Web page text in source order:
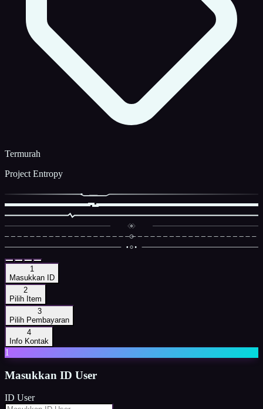
Termurah
Project Entropy
1
Masukkan ID
2
Pilih Item
3
Pilih Pembayaran
4
Info Kontak
1
Masukkan ID User
ID User